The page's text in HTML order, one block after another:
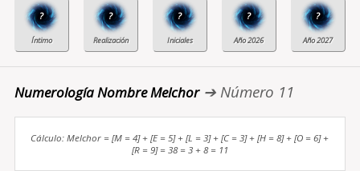
? ? ? ? ?
Numerología Nombre Melchor➔ Número 11
Cálculo: Melchor = [M = 4] + [E = 5] + [L = 3] + [C = 3] + [H = 8] + [O = 6] +
[R = 9] = 38 = 3 + 8 = 11